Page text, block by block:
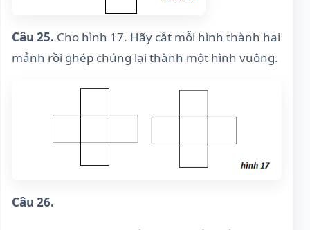
Câu 25. Cho hình 17. Hãy cắt mỗi hình thành hai
mảnh rồi ghép chúng lại thành một hình vuông.
Câu 26.